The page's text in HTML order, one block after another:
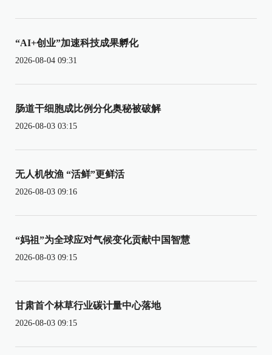
“AI+创业”加速科技成果孵化
2026-08-04 09:31
肠道干细胞成比例分化奥秘被破解
2026-08-03 03:15
无人机牧渔 “活鲜”更鲜活
2026-08-03 09:16
“妈祖”为全球应对气候变化贡献中国智慧
2026-08-03 09:15
甘肃首个林草行业碳计量中心落地
2026-08-03 09:15